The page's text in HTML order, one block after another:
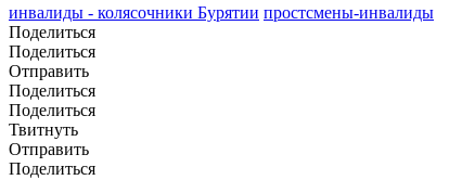
инвалиды - колясочники Бурятии простсмены-инвалиды
Поделиться
Поделиться
Отправить
Поделиться
Поделиться
Твитнуть
Отправить
Поделиться